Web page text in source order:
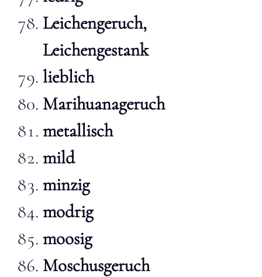
Leichengeruch,
Leichengestank
lieblich
Marihuanageruch
metallisch
mild
minzig
modrig
moosig
Moschusgeruch